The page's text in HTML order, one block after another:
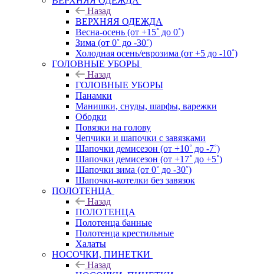
Назад
ВЕРХНЯЯ ОДЕЖДА
Весна-осень (от +15˚ до 0˚)
Зима (от 0˚ до -30˚)
Холодная осень/еврозима (от +5 до -10˚)
ГОЛОВНЫЕ УБОРЫ
Назад
ГОЛОВНЫЕ УБОРЫ
Панамки
Манишки, снуды, шарфы, варежки
Ободки
Повязки на голову
Чепчики и шапочки с завязками
Шапочки демисезон (от +10˚ до -7˚)
Шапочки демисезон (от +17˚ до +5˚)
Шапочки зима (от 0˚ до -30˚)
Шапочки-котелки без завязок
ПОЛОТЕНЦА
Назад
ПОЛОТЕНЦА
Полотенца банные
Полотенца крестильные
Халаты
НОСОЧКИ, ПИНЕТКИ
Назад